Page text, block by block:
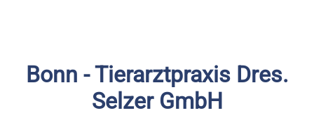
Bonn - Tierarztpraxis Dres.
Selzer GmbH